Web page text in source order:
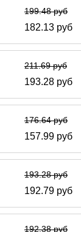
199.48 руб
182.13 руб
211.69 руб
193.28 руб
176.64 руб
157.99 руб
193.28 руб
192.79 руб
192.38 руб